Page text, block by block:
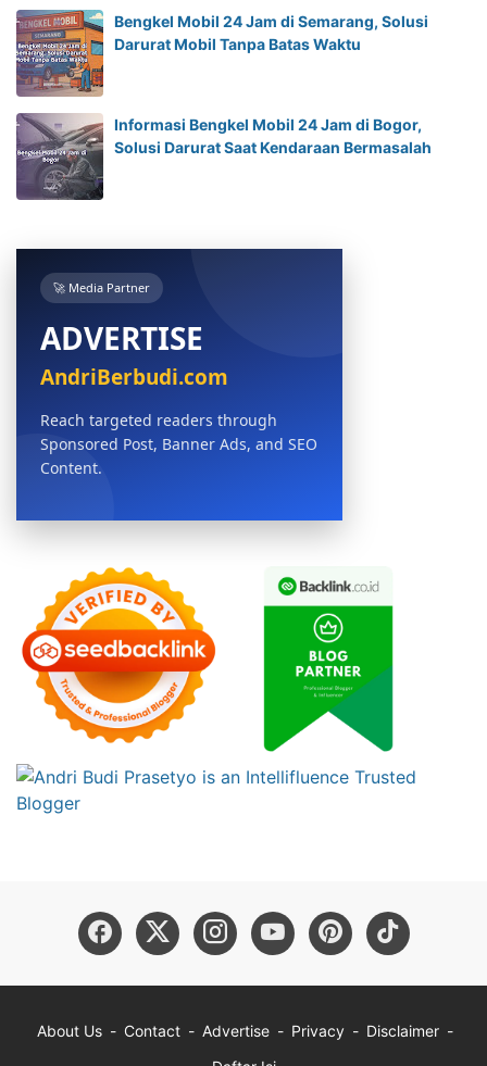
Bengkel Mobil 24 Jam di Semarang, Solusi
Darurat Mobil Tanpa Batas Waktu
Informasi Bengkel Mobil 24 Jam di Bogor,
Solusi Darurat Saat Kendaraan Bermasalah
🚀 Media Partner
ADVERTISE
AndriBerbudi.com
Reach targeted readers through
Sponsored Post, Banner Ads, and SEO
Content.
About Us Contact Advertise Privacy
Disclaimer